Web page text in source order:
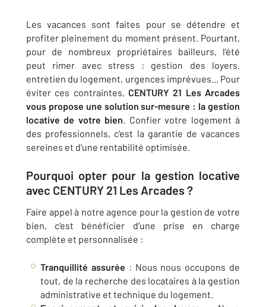
Les vacances sont faites pour se détendre et
profiter pleinement du moment présent. Pourtant,
pour de nombreux propriétaires bailleurs, l’été
peut rimer avec stress : gestion des loyers,
entretien du logement, urgences imprévues... Pour
éviter ces contraintes, CENTURY 21 Les Arcades
vous propose une solution sur-mesure : la gestion
locative de votre bien. Confier votre logement à
des professionnels, c’est la garantie de vacances
sereines et d’une rentabilité optimisée.
Pourquoi opter pour la gestion locative
avec CENTURY 21 Les Arcades ?
Faire appel à notre agence pour la gestion de votre
bien, c’est bénéficier d’une prise en charge
complète et personnalisée :
Tranquillité assurée : Nous nous occupons de
tout, de la recherche des locataires à la gestion
administrative et technique du logement.